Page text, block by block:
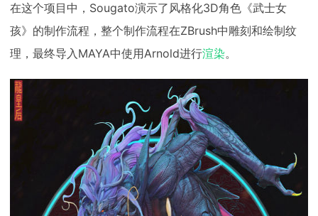
在这个项目中，Sougato演示了风格化3D角色《武士女
孩》的制作流程，整个制作流程在ZBrush中雕刻和绘制纹
理，最终导入MAYA中使用Arnold进行渲染。